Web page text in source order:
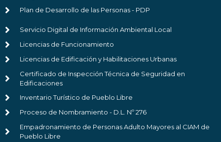
Plan de Desarrollo de las Personas - PDP
Servicio Digital de Información Ambiental Local
Licencias de Funcionamiento
Licencias de Edificación y Habilitaciones Urbanas
Certificado de Inspección Técnica de Seguridad en
Edificaciones
Inventario Turístico de Pueblo Libre
Proceso de Nombramiento - D.L. Nº 276
Empadronamiento de Personas Adulto Mayores al CIAM de
Pueblo Libre